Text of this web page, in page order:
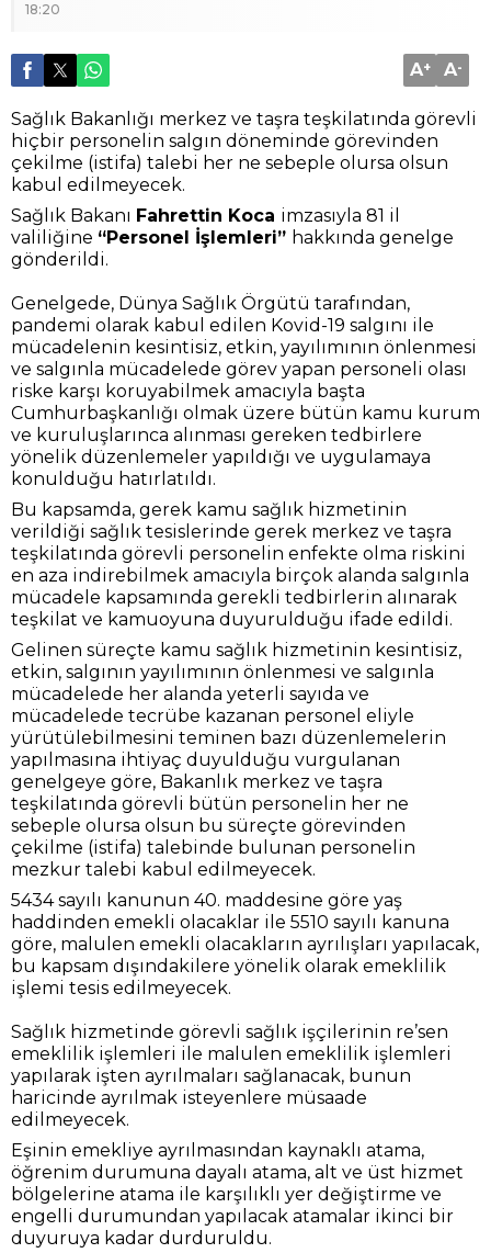
18:20
A+ A-
Sağlık Bakanlığı merkez ve taşra teşkilatında görevli
hiçbir personelin salgın döneminde görevinden
çekilme (istifa) talebi her ne sebeple olursa olsun
kabul edilmeyecek.
Sağlık Bakanı Fahrettin Koca imzasıyla 81 il
valiliğine “Personel İşlemleri” hakkında genelge
gönderildi.
Genelgede, Dünya Sağlık Örgütü tarafından,
pandemi olarak kabul edilen Kovid-19 salgını ile
mücadelenin kesintisiz, etkin, yayılımının önlenmesi
ve salgınla mücadelede görev yapan personeli olası
riske karşı koruyabilmek amacıyla başta
Cumhurbaşkanlığı olmak üzere bütün kamu kurum
ve kuruluşlarınca alınması gereken tedbirlere
yönelik düzenlemeler yapıldığı ve uygulamaya
konulduğu hatırlatıldı.
Bu kapsamda, gerek kamu sağlık hizmetinin
verildiği sağlık tesislerinde gerek merkez ve taşra
teşkilatında görevli personelin enfekte olma riskini
en aza indirebilmek amacıyla birçok alanda salgınla
mücadele kapsamında gerekli tedbirlerin alınarak
teşkilat ve kamuoyuna duyurulduğu ifade edildi.
Gelinen süreçte kamu sağlık hizmetinin kesintisiz,
etkin, salgının yayılımının önlenmesi ve salgınla
mücadelede her alanda yeterli sayıda ve
mücadelede tecrübe kazanan personel eliyle
yürütülebilmesini teminen bazı düzenlemelerin
yapılmasına ihtiyaç duyulduğu vurgulanan
genelgeye göre, Bakanlık merkez ve taşra
teşkilatında görevli bütün personelin her ne
sebeple olursa olsun bu süreçte görevinden
çekilme (istifa) talebinde bulunan personelin
mezkur talebi kabul edilmeyecek.
5434 sayılı kanunun 40. maddesine göre yaş
haddinden emekli olacaklar ile 5510 sayılı kanuna
göre, malulen emekli olacakların ayrılışları yapılacak,
bu kapsam dışındakilere yönelik olarak emeklilik
işlemi tesis edilmeyecek.
Sağlık hizmetinde görevli sağlık işçilerinin re’sen
emeklilik işlemleri ile malulen emeklilik işlemleri
yapılarak işten ayrılmaları sağlanacak, bunun
haricinde ayrılmak isteyenlere müsaade
edilmeyecek.
Eşinin emekliye ayrılmasından kaynaklı atama,
öğrenim durumuna dayalı atama, alt ve üst hizmet
bölgelerine atama ile karşılıklı yer değiştirme ve
engelli durumundan yapılacak atamalar ikinci bir
duyuruya kadar durduruldu.